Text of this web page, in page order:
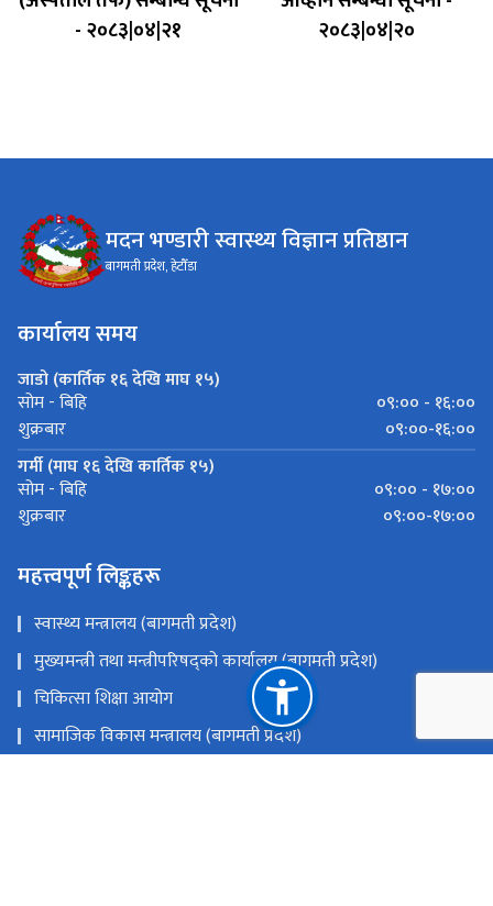
- २०८३|०४|२१
२०८३|०४|२०
मदन भण्डारी स्वास्थ्य विज्ञान प्रतिष्ठान
बागमती प्रदेश, हेटौँडा
कार्यालय समय
जाडो (कार्तिक १६ देखि माघ १५)
सोम - बिहि
०९:०० - १६:००
शुक्रबार
०९:००-१६:००
गर्मी (माघ १६ देखि कार्तिक १५)
सोम - बिहि
०९:०० - १७:००
शुक्रबार
०९:००-१७:००
महत्त्वपूर्ण लिङ्कहरू
स्वास्थ्य मन्त्रालय (बागमती प्रदेश)
मुख्यमन्त्री तथा मन्त्रीपरिषद्को कार्यालय (बागमती प्रदेश)
चिकित्सा शिक्षा आयोग
सामाजिक विकास मन्त्रालय (बागमती प्रदेश)